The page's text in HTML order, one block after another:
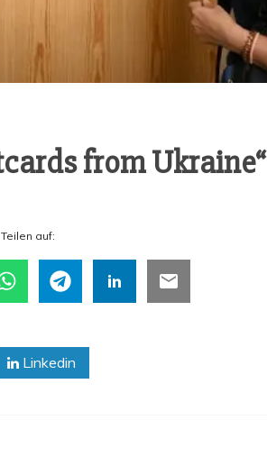
from Ukraine“
Tei­len auf:
Linkedin